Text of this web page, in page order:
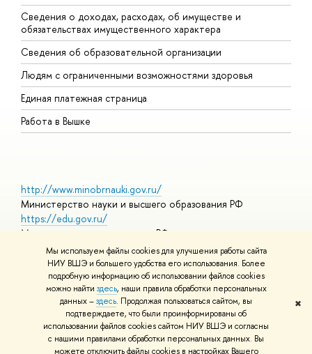
Мы используем файлы cookies для улучшения работы сайта
НИУ ВШЭ и большего удобства его использования. Более
подробную информацию об использовании файлов cookies
можно найти здесь, наши правила обработки персональных
данных –здесь. Продолжая пользоваться сайтом, вы
подтверждаете, что были проинформированы об
использовании файлов cookies сайтом НИУ ВШЭ и согласны
с нашими правилами обработки персональных данных. Вы
можете отключить файлы cookies в настройках Вашего
✖
Сведения о доходах, расходах, об имуществе и
обязательствах имущественного характера
Сведения об образовательной организации
Людям с ограниченными возможностями здоровья
Единая платежная страница
Работа в Вышке
http://www.minobrnauki.gov.ru/
Министерство науки и высшего образования РФ
https://edu.gov.ru/
Министерство просвещения РФ
https://elearning.hse.ru/mooc
Массовые открытые онлайн-курсы
© НИУ ВШЭ 1993–2026 Адреса и контактыУсловия
использования материалов Политика конфиденциальности
Шрифты HSE Sans и HSE Slab разработаны вШколе дизайна НИУ